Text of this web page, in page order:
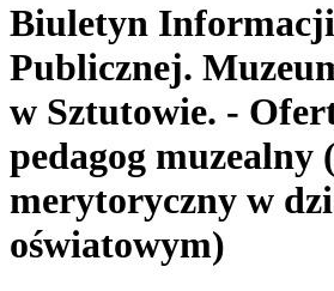
Biuletyn Informacji
Publicznej.
w Sztutowie. -
pedagog
merytoryczny w
oświatowym)